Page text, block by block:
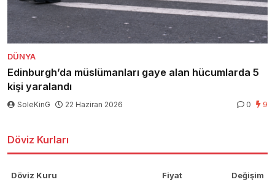
DÜNYA
Edinburgh’da müslümanları gaye alan hücumlarda 5
kişi yaralandı
SoleKinG 22 Haziran 2026 0 9
Döviz Kurları
Döviz Kuru Fiyat Değişim